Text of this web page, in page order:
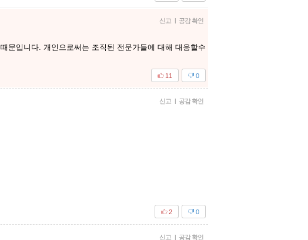
신고 | 공감 확인
문입니다. 개인으로써는 조직된 전문가들에 대해 대응할수
0
11
신고 | 공감 확인
0
2
신고 | 공감 확인